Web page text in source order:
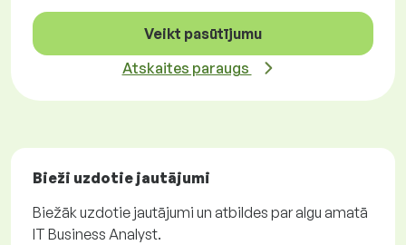
Veikt pasūtījumu
Atskaites paraugs
Bieži uzdotie jautājumi
Biežāk uzdotie jautājumi un atbildes par algu amatā
IT Business Analyst.